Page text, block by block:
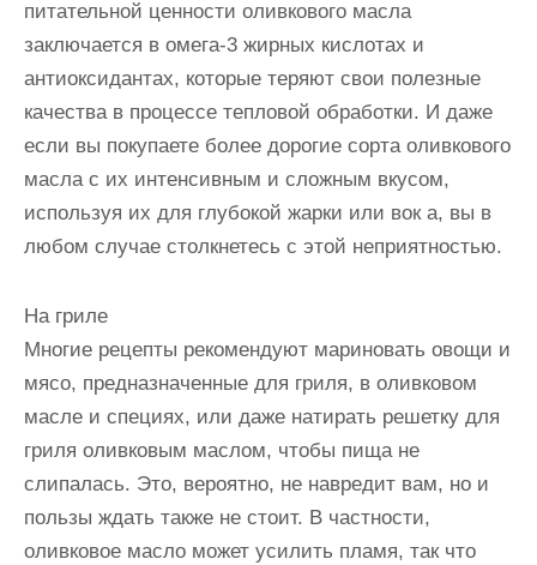
питательной ценности оливкового масла
заключается в омега-3 жирных кислотах и
антиоксидантах, которые теряют свои полезные
качества в процессе тепловой обработки. И даже
если вы покупаете более дорогие сорта оливкового
масла с их интенсивным и сложным вкусом,
используя их для глубокой жарки или вок а, вы в
любом случае столкнетесь с этой неприятностью.
На гриле
Многие рецепты рекомендуют мариновать овощи и
мясо, предназначенные для гриля, в оливковом
масле и специях, или даже натирать решетку для
гриля оливковым маслом, чтобы пища не
слипалась. Это, вероятно, не навредит вам, но и
пользы ждать также не стоит. В частности,
оливковое масло может усилить пламя, так что